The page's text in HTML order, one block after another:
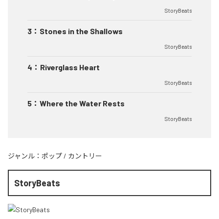
StoryBeats
3 ： Stones in the Shallows
StoryBeats
4 ： Riverglass Heart
StoryBeats
5 ： Where the Water Rests
StoryBeats
ジャンル： ポップ / カントリー
StoryBeats